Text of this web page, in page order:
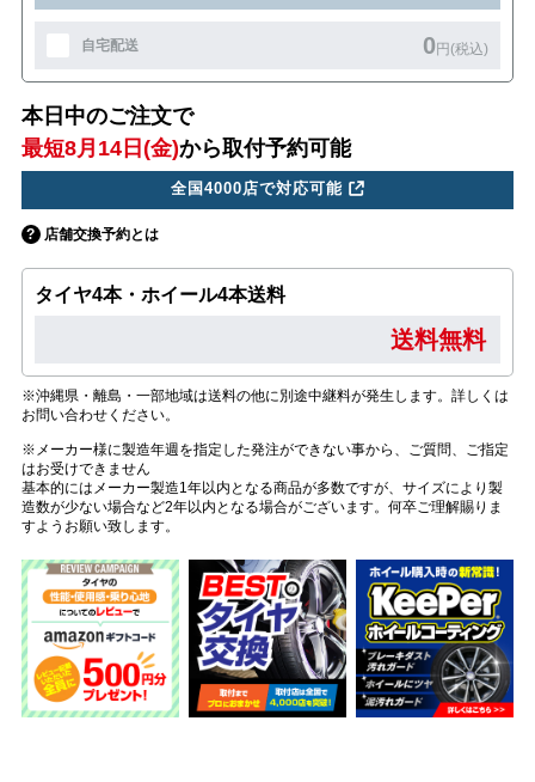
自宅配送 0円(税込)
本日中のご注文で
最短8月14日(金)から取付予約可能
全国4000店で対応可能
店舗交換予約とは
タイヤ4本・ホイール4本送料
送料無料
※沖縄県・離島・一部地域は送料の他に別途中継料が発生します。詳しくは
お問い合わせください。
※メーカー様に製造年週を指定した発注ができない事から、ご質問、ご指定
はお受けできません
基本的にはメーカー製造1年以内となる商品が多数ですが、サイズにより製
造数が少ない場合など2年以内となる場合がございます。何卒ご理解賜りま
すようお願い致します。